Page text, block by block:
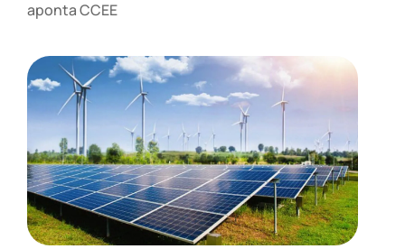
aponta CCEE